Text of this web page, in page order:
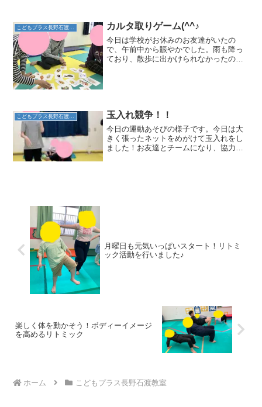
に下で待ち構えます。子ども...
カルタ取りゲーム(^^♪
今日は学校がお休みのお友達がいたの
で、午前中から賑やかでした。雨も降っ
ており、散歩に出かけられなかったの
こどもプラス長野石渡教室 玉入れ競争！！
今日の運動あそびの様子です。今日は大
きく張ったネットをめがけて玉入れをし
ました！お友達とチームになり、協力し
月曜日も元気いっぱいスタート！リトミ
ック活動を行いました♪
楽しく体を動かそう！ボディーイメージ
を高めるリトミック
ホーム こどもプラス長野石渡教室